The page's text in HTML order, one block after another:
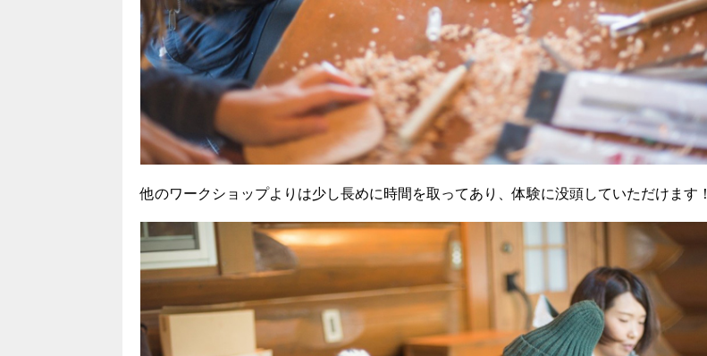
他のワークショップよりは少し長めに時間を取ってあり、体験に没頭していただけます！